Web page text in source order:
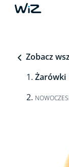
Zobacz
Żarówki